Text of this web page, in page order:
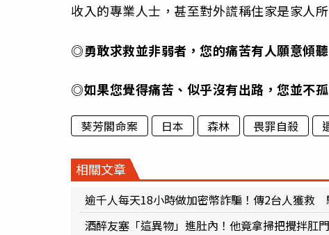
收入的專業人士，甚至對外謊稱住家是家人所
◎勇敢求救並非弱者，您的痛苦有人願意傾
◎如果您覺得痛苦、似乎沒有出路，您並不
葵芳閣命案 日本 森林 畏罪自殺
相關文章
逾千人每天18小時做加密幣詐騙！傳2台人獲救
酒醉友塞「這異物」進肚內！他竟拿掃把攪拌